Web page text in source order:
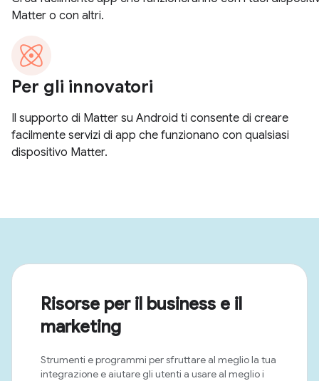
Risorse per il business e il
marketing
Strumenti e programmi per sfruttare al meglio la tua
integrazione e aiutare gli utenti a usare al meglio i